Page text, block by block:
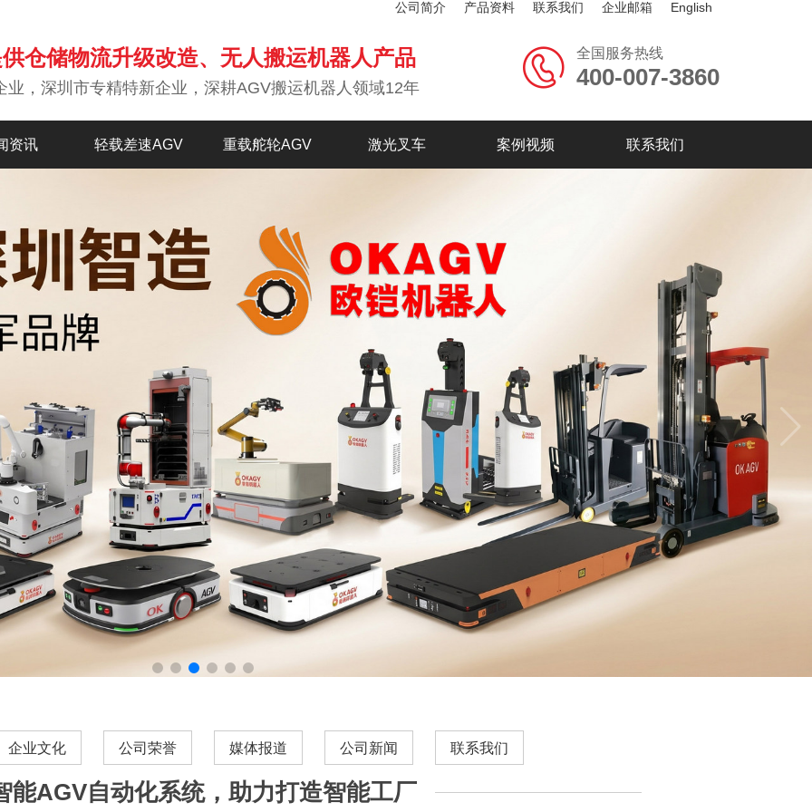
公司简介 产品资料 联系我们 企业邮箱 English
仓储物流升级改造、无人搬运机器人产品
业，深圳市专精特新企业，深耕AGV搬运机器人领域12年
全国服务热线
400-007-3860
资讯 轻载差速AGV 重载舵轮AGV 激光叉车 案例视频 联系我们
企业文化 公司荣誉 媒体报道 公司新闻 联系我们
能AGV自动化系统，助力打造智能工厂